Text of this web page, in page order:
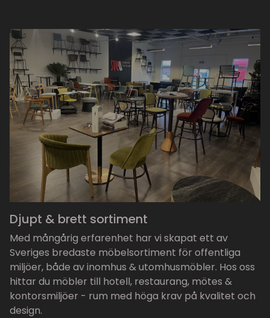
Djupt & brett sortiment
Med mångårig erfarenhet har vi skapat ett av
Sveriges bredaste möbelsortiment för offentliga
miljöer, både av inomhus & utomhusmöbler. Hos oss
hittar du möbler till hotell, restaurang, mötes &
kontorsmiljöer - rum med höga krav på kvalitet och
design.